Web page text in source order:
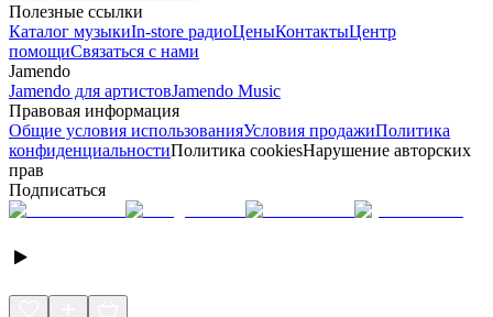
Полезные ссылки
Каталог музыкиIn-store радиоЦеныКонтактыЦентр
помощиСвязаться с нами
Jamendo
Jamendo для артистовJamendo Music
Правовая информация
Общие условия использованияУсловия продажиПолитика
конфиденциальностиПолитика cookiesНарушение авторских
прав
Подписаться